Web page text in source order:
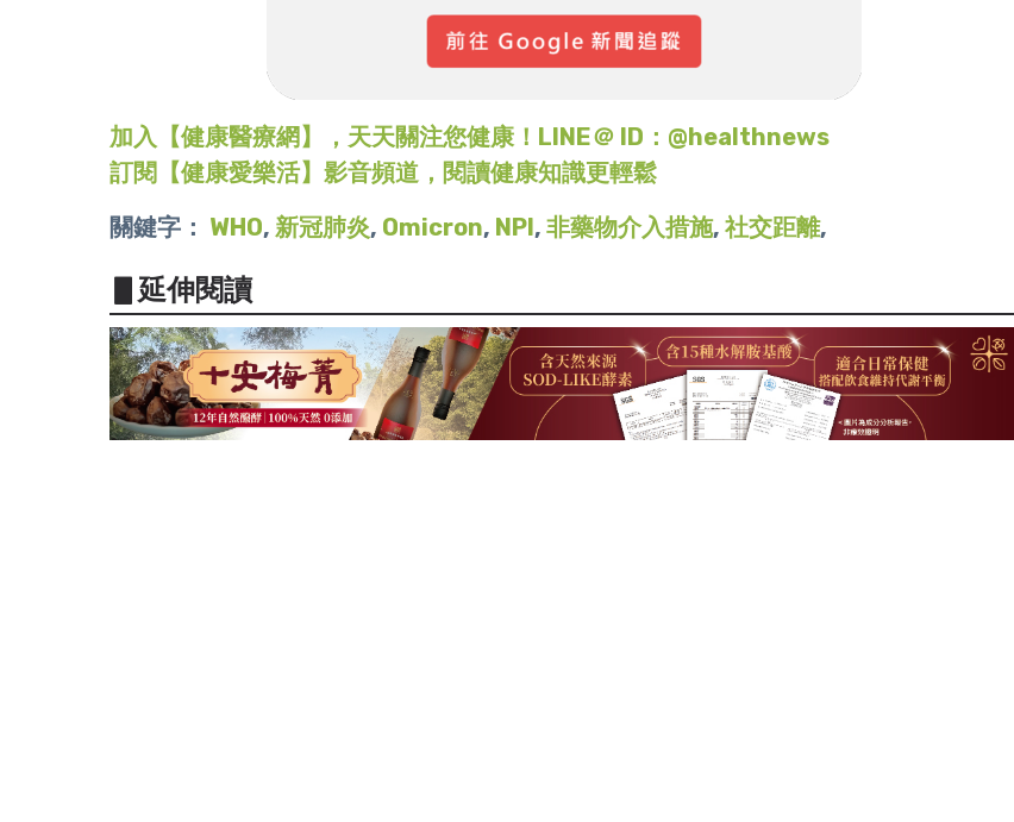
加入【健康醫療網】，天天關注您健康！LINE＠ ID：@healthnews
訂閱【健康愛樂活】影音頻道，閱讀健康知識更輕鬆
關鍵字： WHO, 新冠肺炎, Omicron, NPI, 非藥物介入措施, 社交距離,
▋延伸閱讀